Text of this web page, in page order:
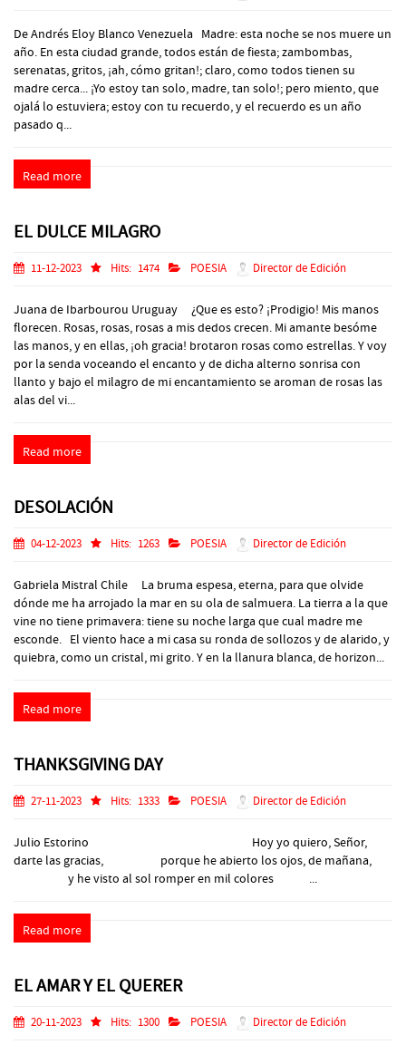
De Andrés Eloy Blanco Venezuela Madre: esta noche se nos muere un
año. En esta ciudad grande, todos están de fiesta; zambombas,
serenatas, gritos, ¡ah, cómo gritan!; claro, como todos tienen su
madre cerca... ¡Yo estoy tan solo, madre, tan solo!; pero miento, que
ojalá lo estuviera; estoy con tu recuerdo, y el recuerdo es un año
pasado q...
Read more
EL DULCE MILAGRO
11-12-2023 Hits: 1474 POESIA Director de Edición
Juana de Ibarbourou Uruguay ¿Que es esto? ¡Prodigio! Mis manos
florecen. Rosas, rosas, rosas a mis dedos crecen. Mi amante besóme
las manos, y en ellas, ¡oh gracia! brotaron rosas como estrellas. Y voy
por la senda voceando el encanto y de dicha alterno sonrisa con
llanto y bajo el milagro de mi encantamiento se aroman de rosas las
alas del vi...
Read more
DESOLACIÓN
04-12-2023 Hits: 1263 POESIA Director de Edición
Gabriela Mistral Chile La bruma espesa, eterna, para que olvide
dónde me ha arrojado la mar en su ola de salmuera. La tierra a la que
vine no tiene primavera: tiene su noche larga que cual madre me
esconde. El viento hace a mi casa su ronda de sollozos y de alarido, y
quiebra, como un cristal, mi grito. Y en la llanura blanca, de horizon...
Read more
THANKSGIVING DAY
27-11-2023 Hits: 1333 POESIA Director de Edición
Julio Estorino Hoy yo quiero, Señor,
darte las gracias, porque he abierto los ojos, de mañana,
y he visto al sol romper en mil colores ...
Read more
EL AMAR Y EL QUERER
20-11-2023 Hits: 1300 POESIA Director de Edición